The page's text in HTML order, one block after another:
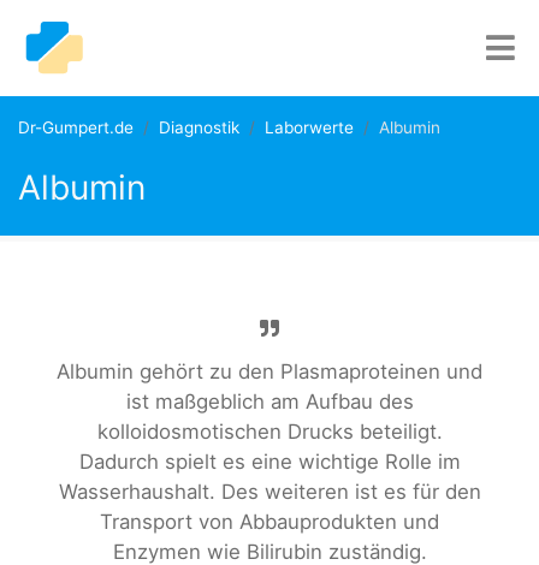
Dr-Gumpert.de Diagnostik Laborwerte Albumin
Albumin
Albumin gehört zu den Plasmaproteinen und
ist maßgeblich am Aufbau des
kolloidosmotischen Drucks beteiligt.
Dadurch spielt es eine wichtige Rolle im
Wasserhaushalt. Des weiteren ist es für den
Transport von Abbauprodukten und
Enzymen wie Bilirubin zuständig.